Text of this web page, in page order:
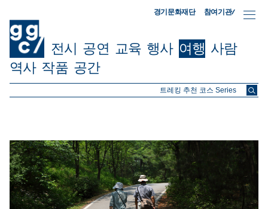
경기문화재단 참여기관/
전시 공연 교육 행사 여행 사람
역사 작품 공간
ggc/